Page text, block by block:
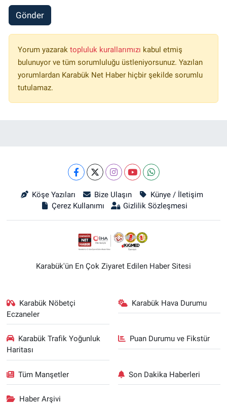
Gönder
Yorum yazarak topluluk kurallarımızı kabul etmiş
bulunuyor ve tüm sorumluluğu üstleniyorsunuz. Yazılan
yorumlardan Karabük Net Haber hiçbir şekilde sorumlu
tutulamaz.
Köşe Yazıları Bize Ulaşın
Künye / İletişim
Çerez Kullanımı
Gizlilik Sözleşmesi
Karabük'ün En Çok Ziyaret Edilen Haber Sitesi
Karabük Nöbetçi
Eczaneler
Karabük Hava Durumu
Karabük Trafik Yoğunluk
Haritası
Puan Durumu ve Fikstür
Tüm Manşetler Son Dakika Haberleri
Haber Arşivi